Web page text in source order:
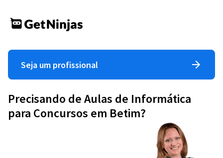
Seja um profissional
Precisando de Aulas de Informática
para Concursos em Betim?